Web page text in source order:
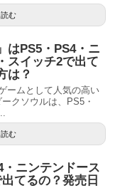
む
はPS5・PS4・ニ
スイッチ2で出て
は？
ームとして人気の高い
クソウルは、PS5・
む
・ニンテンドース
てるの？発売日